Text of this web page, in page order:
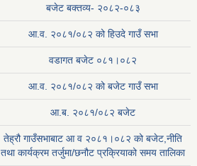
बजेट बक्तव्य- २०८२-०८३
आ.व. २०८१/०८२ को हिउदे गाउँ सभा
वडागत बजेट ०८१।०८२
आ.व. २०८१/०८२ को बजेट गाउँ सभा
आ.ब. २०८१/०८२ बजेट
तेह्रौ गाउँसभाबाट आ व २०८१।०८२ को बजेट,नीति
तथा कार्यक्रम तर्जुमा/छनौट प्रक्रियाको समय तालिका